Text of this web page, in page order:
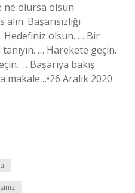
ne olursa olsun
Başarısızlığı
Hedefiniz olsun. … Bir
… Harekete geçin.
… Başarıya bakış
makale…•26 Aralık 2020